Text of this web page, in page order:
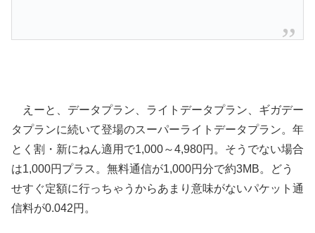
えーと、データプラン、ライトデータプラン、ギガデー
タプランに続いて登場のスーパーライトデータプラン。年
とく割・新にねん適用で1,000～4,980円。そうでない場合
は1,000円プラス。無料通信が1,000円分で約3MB。どう
せすぐ定額に行っちゃうからあまり意味がないパケット通
信料が0.042円。